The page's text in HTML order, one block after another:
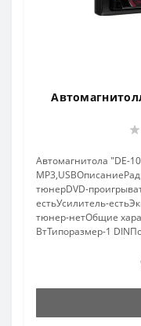
Автомагнитола "DE-
тюнерDVD-
естьУсилитель-
тюнер-нетОбщие
ВтТипоразмер-1